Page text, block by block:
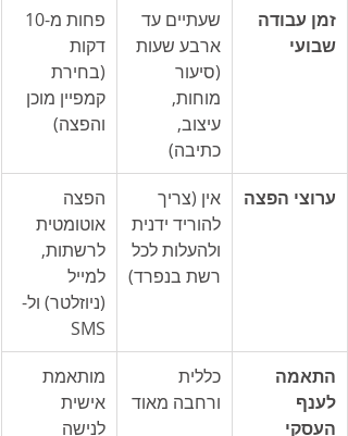
זמן עבודה
שבועי
שעתיים עד
ארבע שעות
(סיעור
מוחות,
עיצוב,
כתיבה)
דקות
(בחירת
קמפיין מוכן
והפצה)
ערוצי הפצה
אין (צריך
להוריד ידנית
ולהעלות לכל
רשת בנפרד)
הפצה
אוטומטית
לרשתות,
למייל
(ניוזלטר) ול-
SMS
התאמה
לענף
העסקי
כללית
ורחבה מאוד
מותאמת
אישית
לנישה